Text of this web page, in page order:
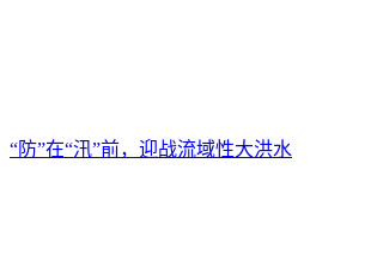
“防”在“汛”前，迎战流域性大洪水